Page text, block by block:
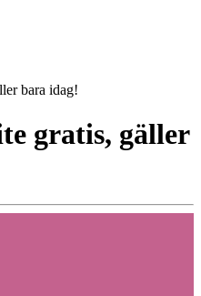
bara idag!
gratis, gäller